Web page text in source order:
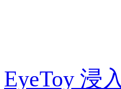
EyeToy 浸